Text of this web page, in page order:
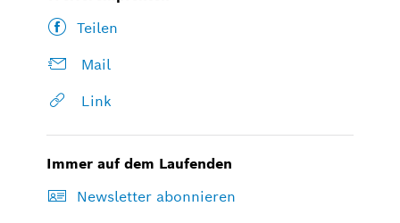
Teilen
Mail
Link
Immer auf dem Laufenden
Newsletter abonnieren